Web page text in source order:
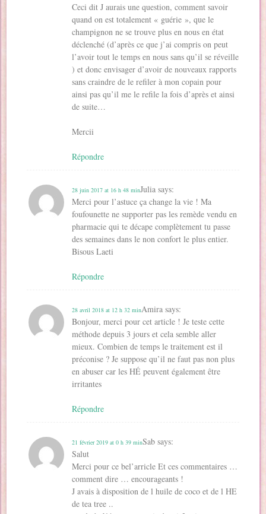
Ceci dit J aurais une question, comment savoir
quand on est totalement « guérie », que le
champignon ne se trouve plus en nous en état
déclenché (d’après ce que j’ai compris on peut
l’avoir tout le temps en nous sans qu’il se réveille
) et donc envisager d’avoir de nouveaux rapports
sans craindre de le refiler à mon copain pour
ainsi pas qu’il me le refile la fois d’après et ainsi
de suite…
Mercii
Répondre
Julia says:
28 juin 2017 at 16 h 48 min
Merci pour l’astuce ça change la vie ! Ma
foufounette ne supporter pas les remède vendu en
pharmacie qui te décape complètement tu passe
des semaines dans le non confort le plus entier.
Bisous Laeti
Répondre
Amira says:
28 avril 2018 at 12 h 32 min
Bonjour, merci pour cet article ! Je teste cette
méthode depuis 3 jours et cela semble aller
mieux. Combien de temps le traitement est il
préconise ? Je suppose qu’il ne faut pas non plus
en abuser car les HÉ peuvent également être
irritantes
Répondre
Sab says:
21 février 2019 at 0 h 39 min
Salut
Merci pour ce bel’arricle Et ces commentaires …
comment dire … encourageants !
J avais à disposition de l huile de coco et de l HE
de tea tree ..